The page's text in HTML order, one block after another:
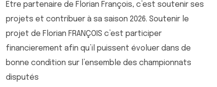
Etre partenaire de Florian François, c’est soutenir ses
projets et contribuer à sa saison 2026. Soutenir le
projet de Florian FRANÇOIS c’est participer
financierement afin qu’il puissent évoluer dans de
bonne condition sur l’ensemble des championnats
disputés